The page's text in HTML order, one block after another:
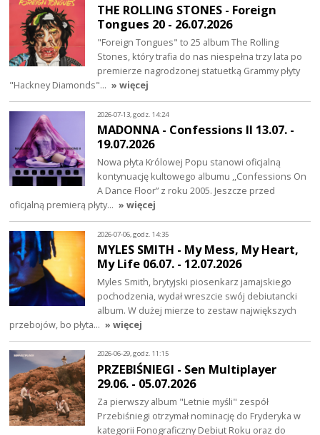
THE ROLLING STONES - Foreign
Tongues 20 - 26.07.2026
"Foreign Tongues" to 25 album The Rolling
Stones, który trafia do nas niespełna trzy lata po
premierze nagrodzonej statuetką Grammy płyty
"Hackney Diamonds"… » więcej
2026-07-13, godz. 14:24
MADONNA - Confessions II 13.07. -
19.07.2026
Nowa płyta Królowej Popu stanowi oficjalną
kontynuację kultowego albumu ,,Confessions On
A Dance Floor” z roku 2005. Jeszcze przed
oficjalną premierą płyty… » więcej
2026-07-06, godz. 14:35
MYLES SMITH - My Mess, My Heart,
My Life 06.07. - 12.07.2026
Myles Smith, brytyjski piosenkarz jamajskiego
pochodzenia, wydał wreszcie swój debiutancki
album. W dużej mierze to zestaw największych
przebojów, bo płyta… » więcej
2026-06-29, godz. 11:15
PRZEBIŚNIEGI - Sen Multiplayer
29.06. - 05.07.2026
Za pierwszy album "Letnie myśli" zespół
Przebiśniegi otrzymał nominację do Fryderyka w
kategorii Fonograficzny Debiut Roku oraz do